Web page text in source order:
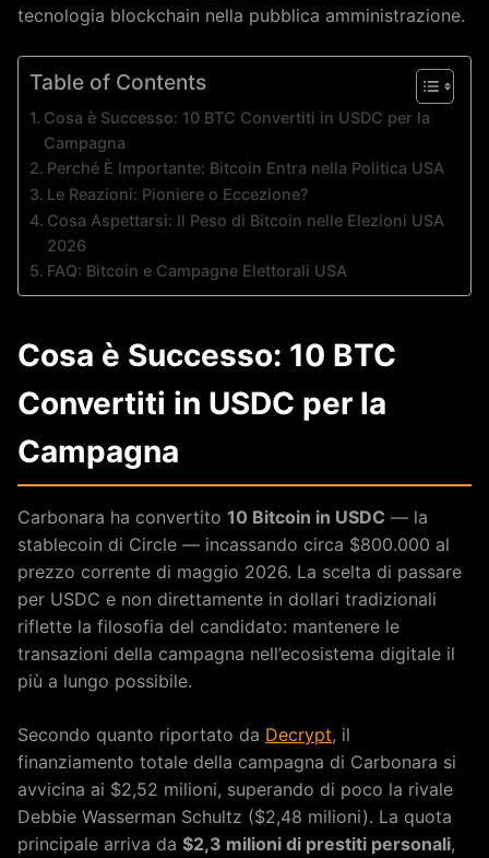
tecnologia blockchain nella pubblica amministrazione.
Table of Contents
Cosa è Successo: 10 BTC Convertiti in USDC per la
Campagna
Perché È Importante: Bitcoin Entra nella Politica USA
Le Reazioni: Pioniere o Eccezione?
Cosa Aspettarsi: Il Peso di Bitcoin nelle Elezioni USA
2026
FAQ: Bitcoin e Campagne Elettorali USA
Cosa è Successo: 10 BTC
Convertiti in USDC per la
Campagna
Carbonara ha convertito 10 Bitcoin in USDC — la
stablecoin di Circle — incassando circa $800.000 al
prezzo corrente di maggio 2026. La scelta di passare
per USDC e non direttamente in dollari tradizionali
riflette la filosofia del candidato: mantenere le
transazioni della campagna nell’ecosistema digitale il
più a lungo possibile.
Secondo quanto riportato da Decrypt, il
finanziamento totale della campagna di Carbonara si
avvicina ai $2,52 milioni, superando di poco la rivale
Debbie Wasserman Schultz ($2,48 milioni). La quota
principale arriva da $2,3 milioni di prestiti personali,